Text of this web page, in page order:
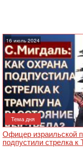
16 июль 2024
Тема дня
Офицер израильской
подпустили стрелка к